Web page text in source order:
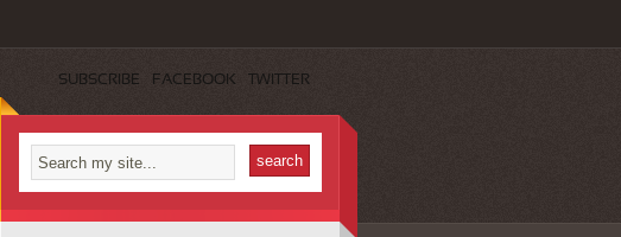
SUBSCRIBE FACEBOOK TWITTER